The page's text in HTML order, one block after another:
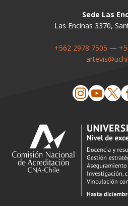
Sede Las
Las Encinas 3370,
+562 2978 7505 —